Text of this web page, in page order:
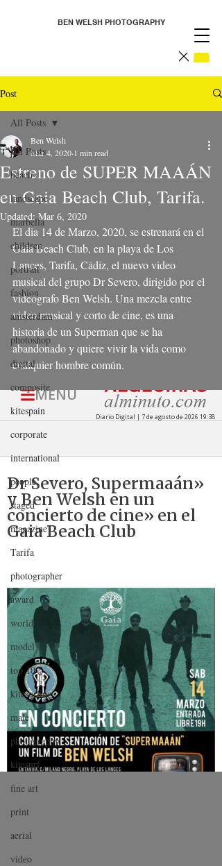
BEN WELSH PHOTOGRAPHY
Post
All Posts
beach
landscape
marbella
children
portrait
fashion
amsterdam
photoshop
digital
composite
kitespain
corporate
international
people
staged
magazine
Tarifa
photographer
award
world
model
top 10
kitesurfing
male
photography
kitesurf
fine art
print
aerial
video
All Posts
Estreno de SUPER MAAÁN
en Gaia Beach Club, Tarifa.
Ben Welsh
Mar 4, 2020 1 min read
Updated:Mar 6, 2020
El dia 14 de Marzo, 2020, se estrenará en el
Gaia Beach Club, en la playa de Los
Lances, Tarifa, Cádiz, el nuevo video
musical del grupo Dr Severo, dirigido por el
videógrafo Ben Welsh. Una mezcla entre
video musical y corto de cine, es una
historia de un Superman que se ha
abandonado y quiere vivir la vida como
cualquier hombre común.